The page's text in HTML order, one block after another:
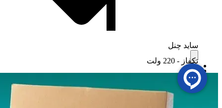
ساید چنل
تکفاز - 220 ولت